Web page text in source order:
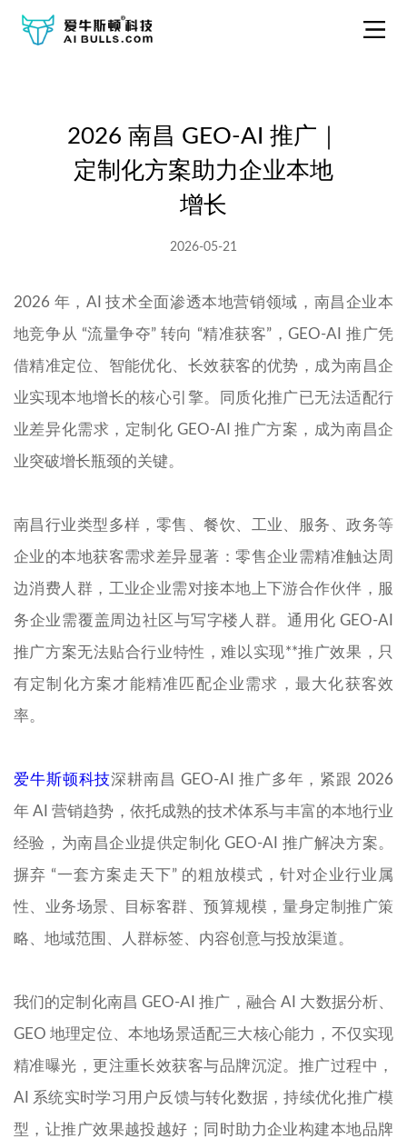
2026 南昌 GEO-AI 推广｜
定制化方案助力企业本地
增长
2026-05-21
2026 年，AI 技术全面渗透本地营销领域，南昌企业本
地竞争从 “流量争夺” 转向 “精准获客”，GEO-AI 推广凭
借精准定位、智能优化、长效获客的优势，成为南昌企
业实现本地增长的核心引擎。同质化推广已无法适配行
业差异化需求，定制化 GEO-AI 推广方案，成为南昌企
业突破增长瓶颈的关键。
南昌行业类型多样，零售、餐饮、工业、服务、政务等
企业的本地获客需求差异显著：零售企业需精准触达周
边消费人群，工业企业需对接本地上下游合作伙伴，服
务企业需覆盖周边社区与写字楼人群。通用化 GEO-AI
推广方案无法贴合行业特性，难以实现**推广效果，只
有定制化方案才能精准匹配企业需求，最大化获客效
率。
爱牛斯顿科技深耕南昌 GEO-AI 推广多年，紧跟 2026
年 AI 营销趋势，依托成熟的技术体系与丰富的本地行业
经验，为南昌企业提供定制化 GEO-AI 推广解决方案。
摒弃 “一套方案走天下” 的粗放模式，针对企业行业属
性、业务场景、目标客群、预算规模，量身定制推广策
略、地域范围、人群标签、内容创意与投放渠道。
我们的定制化南昌 GEO-AI 推广，融合 AI 大数据分析、
GEO 地理定位、本地场景适配三大核心能力，不仅实现
精准曝光，更注重长效获客与品牌沉淀。推广过程中，
AI 系统实时学习用户反馈与转化数据，持续优化推广模
型，让推广效果越投越好；同时助力企业构建本地品牌